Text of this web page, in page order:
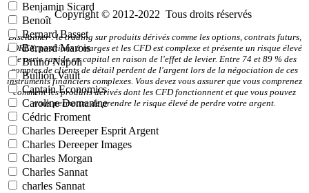
Benjamin Sicard
Benoît
Bernard Basset
Bernard Marois
Bruno Napoli
Bullion Vault
Captain Economics
Caroline Domanine
Cédric Froment
Charles Dereeper Esprit Argent
Charles Dereeper Images
Charles Morgan
Charles Sannat
charles Sannat
Copyright © 2012-2022 Tous droits réservés
Disclaimer : le trading sur produits dérivés comme les options, contrats futurs,
FOREX, positions à marges et les CFD est complexe et présente un risque élevé
de perte rapide en capital en raison de l'effet de levier. Entre 74 et 89 % des
comptes de clients de détail perdent de l'argent lors de la négociation de ces
instruments financiers complexes. Vous devez vous assurer que vous comprenez
comment les produits dérivés dont les CFD fonctionnent et que vous pouvez
vous permettre de prendre le risque élevé de perdre votre argent.